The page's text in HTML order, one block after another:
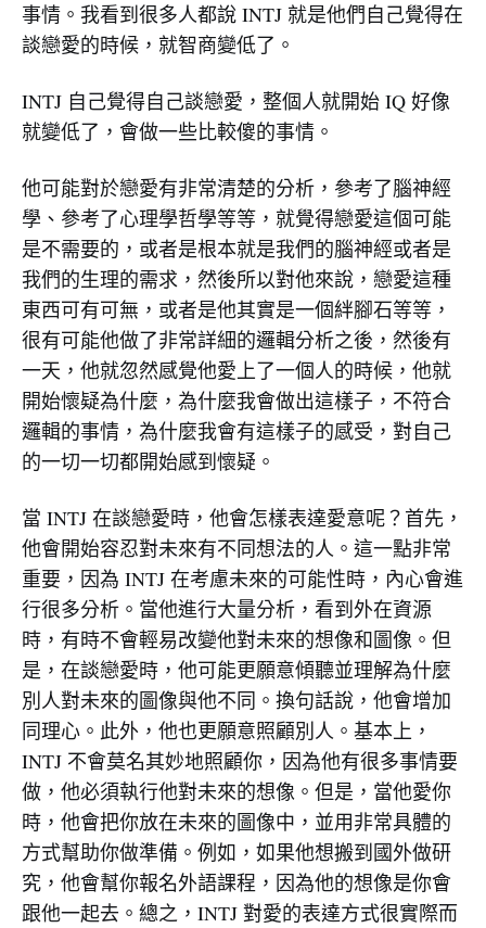
事情。我看到很多人都說 INTJ 就是他們自己覺得在
談戀愛的時候，就智商變低了。
INTJ 自己覺得自己談戀愛，整個人就開始 IQ 好像
就變低了，會做一些比較傻的事情。
他可能對於戀愛有非常清楚的分析，參考了腦神經
學、參考了心理學哲學等等，就覺得戀愛這個可能
是不需要的，或者是根本就是我們的腦神經或者是
我們的生理的需求，然後所以對他來說，戀愛這種
東西可有可無，或者是他其實是一個絆腳石等等，
很有可能他做了非常詳細的邏輯分析之後，然後有
一天，他就忽然感覺他愛上了一個人的時候，他就
開始懷疑為什麼，為什麼我會做出這樣子，不符合
邏輯的事情，為什麼我會有這樣子的感受，對自己
的一切一切都開始感到懷疑。
當 INTJ 在談戀愛時，他會怎樣表達愛意呢？首先，
他會開始容忍對未來有不同想法的人。這一點非常
重要，因為 INTJ 在考慮未來的可能性時，內心會進
行很多分析。當他進行大量分析，看到外在資源
時，有時不會輕易改變他對未來的想像和圖像。但
是，在談戀愛時，他可能更願意傾聽並理解為什麼
別人對未來的圖像與他不同。換句話說，他會增加
同理心。此外，他也更願意照顧別人。基本上，
INTJ 不會莫名其妙地照顧你，因為他有很多事情要
做，他必須執行他對未來的想像。但是，當他愛你
時，他會把你放在未來的圖像中，並用非常具體的
方式幫助你做準備。例如，如果他想搬到國外做研
究，他會幫你報名外語課程，因為他的想像是你會
跟他一起去。總之，INTJ 對愛的表達方式很實際而